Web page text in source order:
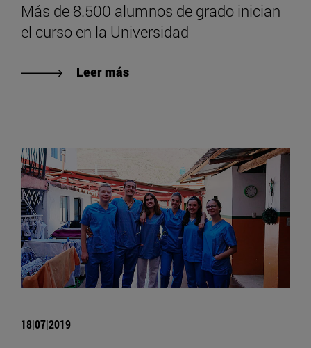
Más de 8.500 alumnos de grado inician
el curso en la Universidad
Leer más
18|07|2019